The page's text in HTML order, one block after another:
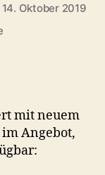
14. Oktober 2019
zu
Tornado
Doppelkonzerte
für
Clubs
mit neuem
Angebot,